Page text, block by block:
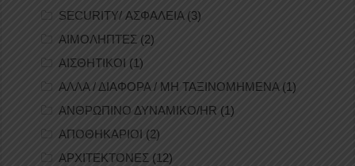
SECURITY/ ΑΣΦΑΛΕΙΑ (3)
ΑΙΜΟΛΗΠΤΕΣ (2)
ΑΙΣΘΗΤΙΚΟΙ (1)
ΑΛΛΑ / ΔΙΑΦΟΡΑ / ΜΗ ΤΑΞΙΝΟΜΗΜΕΝΑ (1)
ΑΝΘΡΩΠΙΝΟ ΔΥΝΑΜΙΚΟ/HR (1)
ΑΠΟΘΗΚΑΡΙΟΙ (2)
ΑΡΧΙΤΕΚΤΟΝΕΣ (12)